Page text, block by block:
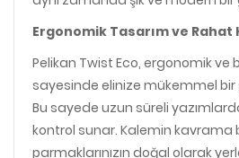
Ergonomik Tasarım ve Rahat
Pelikan Twist Eco, ergonomik ve
sayesinde elinize mükemmel bir
Bu sayede uzun süreli
kontrol sunar. Kalemin kavrama
parmaklarınızın doğal olarak